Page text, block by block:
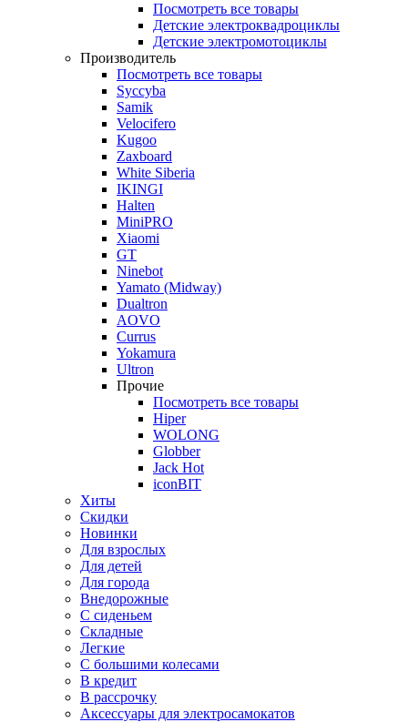
Посмотреть все товары
Детские электроквадроциклы
Детские электромотоциклы
Производитель
Посмотреть все товары
Syccyba
Samik
Velocifero
Kugoo
Zaxboard
White Siberia
IKINGI
Halten
MiniPRO
Xiaomi
GT
Ninebot
Yamato (Midway)
Dualtron
AOVO
Currus
Yokamura
Ultron
Прочие
Посмотреть все товары
Hiper
WOLONG
Globber
Jack Hot
iconBIT
Хиты
Скидки
Новинки
Для взрослых
Для детей
Для города
Внедорожные
С сиденьем
Складные
Легкие
С большими колесами
В кредит
В рассрочку
Аксессуары для электросамокатов